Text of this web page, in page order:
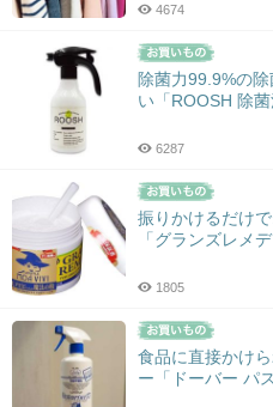
4674
除菌力99.9%の
い「ROOSH 除菌
6287
振りかけるだけ
「グランズレメデ
1805
食品に直接かけ
ー「ドーバー パ